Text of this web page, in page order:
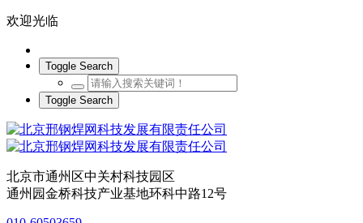
欢迎光临
Toggle Search
Toggle Search
北京市通州区中关村科技园区
通州园金桥科技产业基地环科中路12号